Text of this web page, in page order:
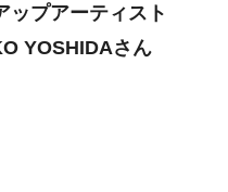
ップアーティスト
YOSHIDAさん